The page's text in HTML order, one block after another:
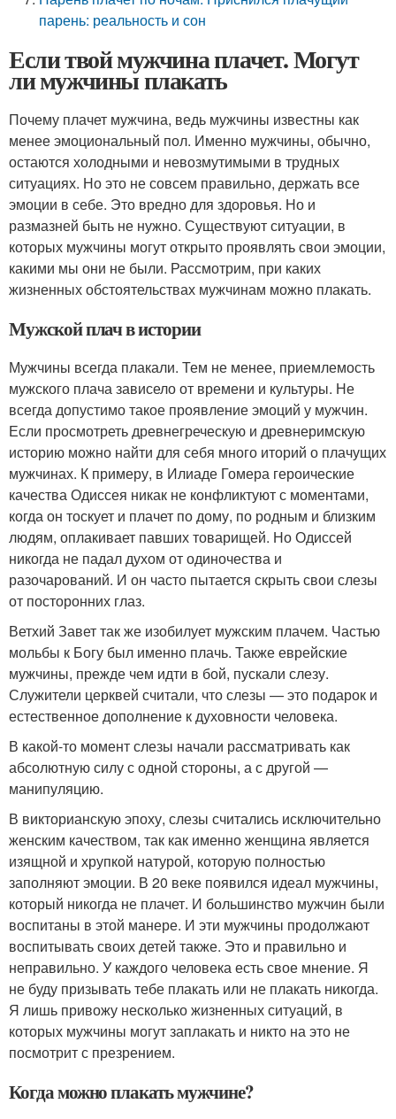
парень: реальность и сон
Если твой мужчина плачет. Могут
ли мужчины плакать
Почему плачет мужчина, ведь мужчины известны как
менее эмоциональный пол. Именно мужчины, обычно,
остаются холодными и невозмутимыми в трудных
ситуациях. Но это не совсем правильно, держать все
эмоции в себе. Это вредно для здоровья. Но и
размазней быть не нужно. Существуют ситуации, в
которых мужчины могут открыто проявлять свои эмоции,
какими мы они не были. Рассмотрим, при каких
жизненных обстоятельствах мужчинам можно плакать.
Мужской плач в истории
Мужчины всегда плакали. Тем не менее, приемлемость
мужского плача зависело от времени и культуры. Не
всегда допустимо такое проявление эмоций у мужчин.
Если просмотреть древнегреческую и древнеримскую
историю можно найти для себя много иторий о плачущих
мужчинах. К примеру, в Илиаде Гомера героические
качества Одиссея никак не конфликтуют с моментами,
когда он тоскует и плачет по дому, по родным и близким
людям, оплакивает павших товарищей. Но Одиссей
никогда не падал духом от одиночества и
разочарований. И он часто пытается скрыть свои слезы
от посторонних глаз.
Ветхий Завет так же изобилует мужским плачем. Частью
мольбы к Богу был именно плачь. Также еврейские
мужчины, прежде чем идти в бой, пускали слезу.
Служители церквей считали, что слезы — это подарок и
естественное дополнение к духовности человека.
В какой-то момент слезы начали рассматривать как
абсолютную силу с одной стороны, а с другой —
манипуляцию.
В викторианскую эпоху, слезы считались исключительно
женским качеством, так как именно женщина является
изящной и хрупкой натурой, которую полностью
заполняют эмоции. В 20 веке появился идеал мужчины,
который никогда не плачет. И большинство мужчин были
воспитаны в этой манере. И эти мужчины продолжают
воспитывать своих детей также. Это и правильно и
неправильно. У каждого человека есть свое мнение. Я
не буду призывать тебе плакать или не плакать никогда.
Я лишь привожу несколько жизненных ситуаций, в
которых мужчины могут заплакать и никто на это не
посмотрит с презрением.
Когда можно плакать мужчине?